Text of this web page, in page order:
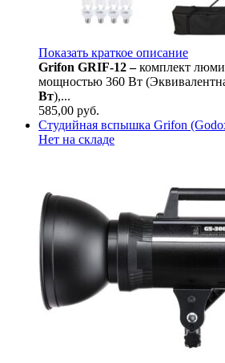
Показать краткое описание
Grifon GRIF-12 –комплект
мощностью 360 Вт
Вт),...
585,00 руб.
Студийная вспышка Grifon
Нет на складе